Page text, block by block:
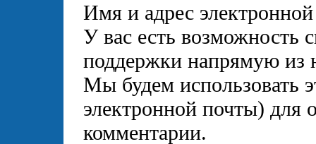
Имя и адрес
У вас есть возможность
поддержки напрямую из
Мы будем использовать
электронной почты) для
комментарии.